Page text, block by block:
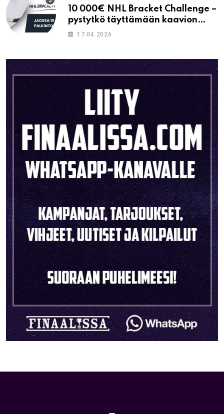
10 000€ NHL Bracket Challenge –
pystytkö täyttämään kaavion
oikein?
17.04.2026